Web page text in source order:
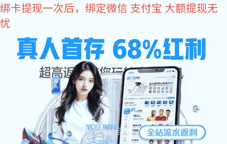
亿万28 400-618-1990